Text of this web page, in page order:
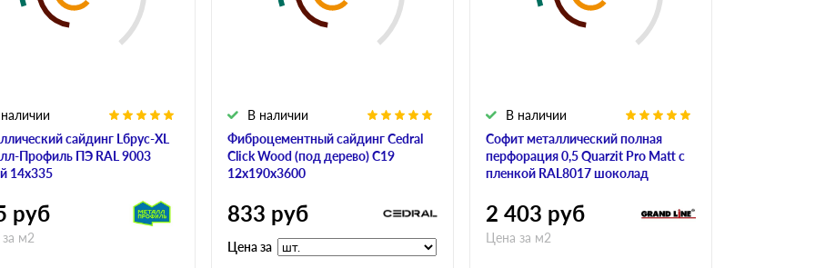
сайдинг Lбрус-XL
Профиль ПЭ RAL 9003
14х335
руб
м2
Фиброцементный сайдинг Cedral
Click Wood (под дерево) С19
12х190х3600
В наличии
833 руб
Цена за
Софит металлический полная
перфорация 0,5 Quarzit Pro Matt с
пленкой RAL8017 шоколад
В наличии
2 403 руб
Цена за м2